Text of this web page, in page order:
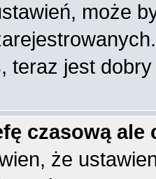
może
teraz jest
czasową
że